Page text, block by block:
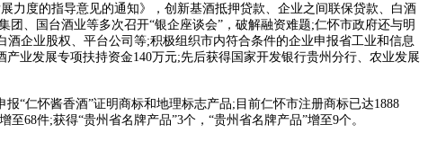
力度的指导意见的通知》，创新基酒抵押贷款、企业之间联保贷款、白酒
、国台酒业等多次召开“银企座谈会”，破解融资难题;仁怀市政府还与明
企业股权、平台公司等;积极组织市内符合条件的企业申报省工业和信息
业发展专项扶持资金140万元;先后获得国家开发银行贵州分行、农业发展
“仁怀酱香酒”证明商标和地理标志产品;目前仁怀市注册商标已达1888
68件;获得“贵州省名牌产品”3个，“贵州省名牌产品”增至9个。